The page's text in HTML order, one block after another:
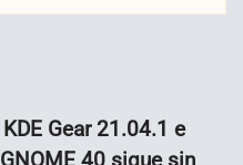
Gear 21.04.1 e
40 sigue sin